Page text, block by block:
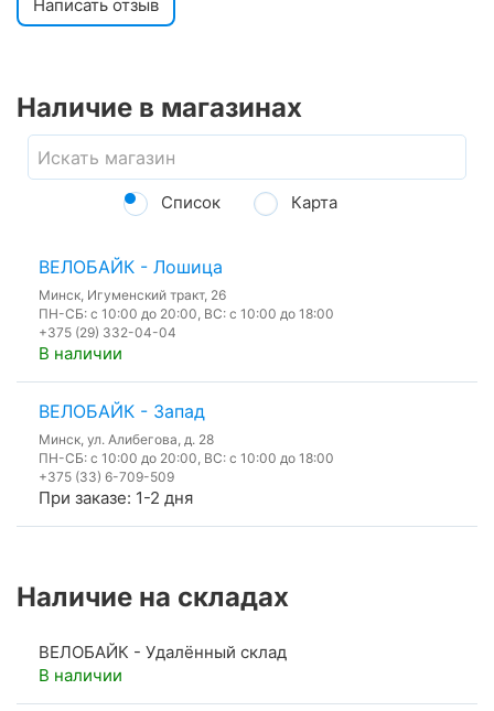
Написать отзыв
Наличие в магазинах
Список Карта
ВЕЛОБАЙК - Лошица
Минск, Игуменский тракт, 26
ПН-СБ: с 10:00 до 20:00, ВС: с 10:00 до 18:00
+375 (29) 332-04-04
В наличии
ВЕЛОБАЙК - Запад
Минск, ул. Алибегова, д. 28
ПН-СБ: с 10:00 до 20:00, ВС: с 10:00 до 18:00
+375 (33) 6-709-509
При заказе: 1-2 дня
Наличие на складах
ВЕЛОБАЙК - Удалённый склад
В наличии